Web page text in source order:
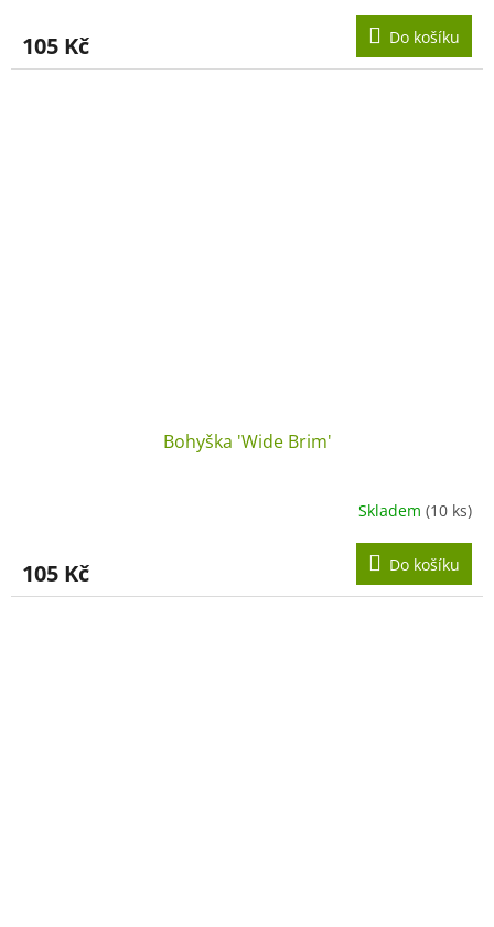
105 Kč Do košíku
Bohyška 'Wide Brim'
Skladem (10 ks)
105 Kč Do košíku